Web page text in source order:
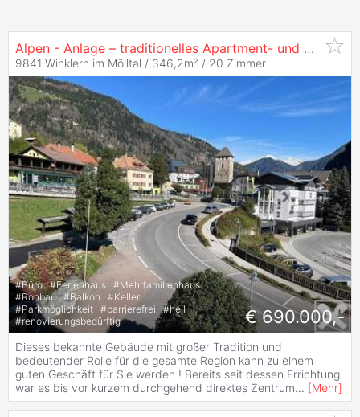
Alpen - Anlage – traditionelles Apartment- und Geschäfts-
9841 Winklern im Mölltal / 346,2m² / 20 Zimmer
#Büro #Ferienhaus #Mehrfamilienhaus
#Rohbau #Balkon #Keller
#Parkmöglichkeit #barrierefrei #hell
#renovierungsbedürftig € 690.000,-
Dieses bekannte Gebäude mit großer Tradition und
bedeutender Rolle für die gesamte Region kann zu einem
guten Geschäft für Sie werden ! Bereits seit dessen Errichtung
war es bis vor kurzem durchgehend direktes Zentrum... [Mehr]